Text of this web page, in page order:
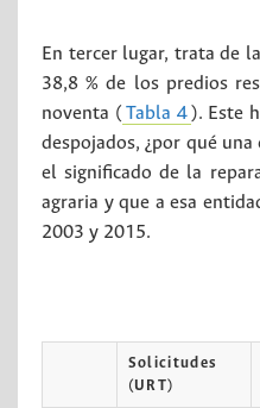
En tercer lugar, trata de
38,8 % de los predios
noventa ( Tabla 4 ). Este
despojados, ¿por qué
el significado de la
agraria y que a esa
2003 y 2015.
Solicitudes
(URT)